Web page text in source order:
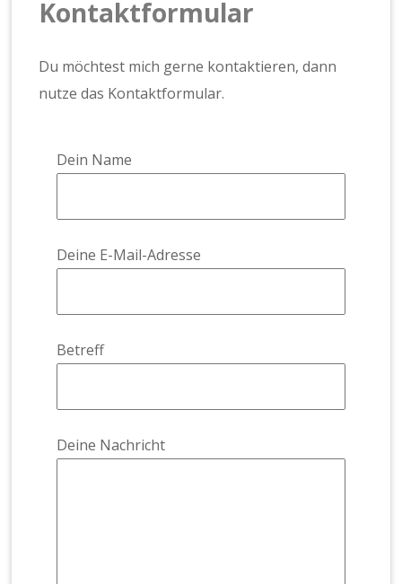
Kontaktformular
Du möchtest mich gerne kontaktieren, dann
nutze das Kontaktformular.
Dein Name
Deine E-Mail-Adresse
Betreff
Deine Nachricht